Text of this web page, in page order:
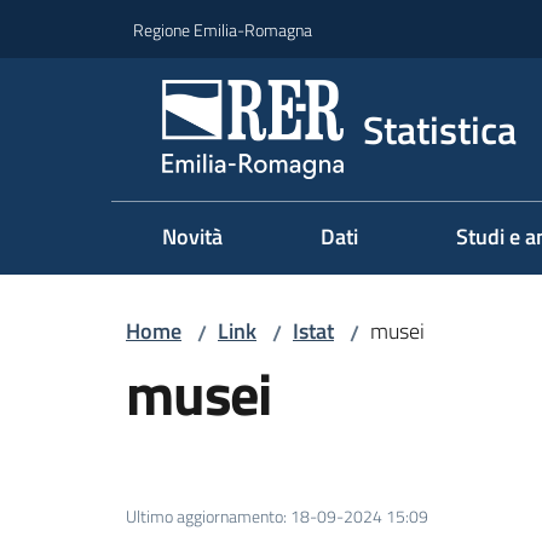
Regione Emilia-Romagna
Statistica
Novità Dati Studi e
Home / Link / Istat / musei
musei
Ultimo aggiornamento: 18-09-2024 15:09